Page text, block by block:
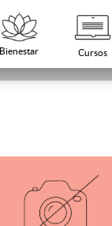
Bienestar Cursos